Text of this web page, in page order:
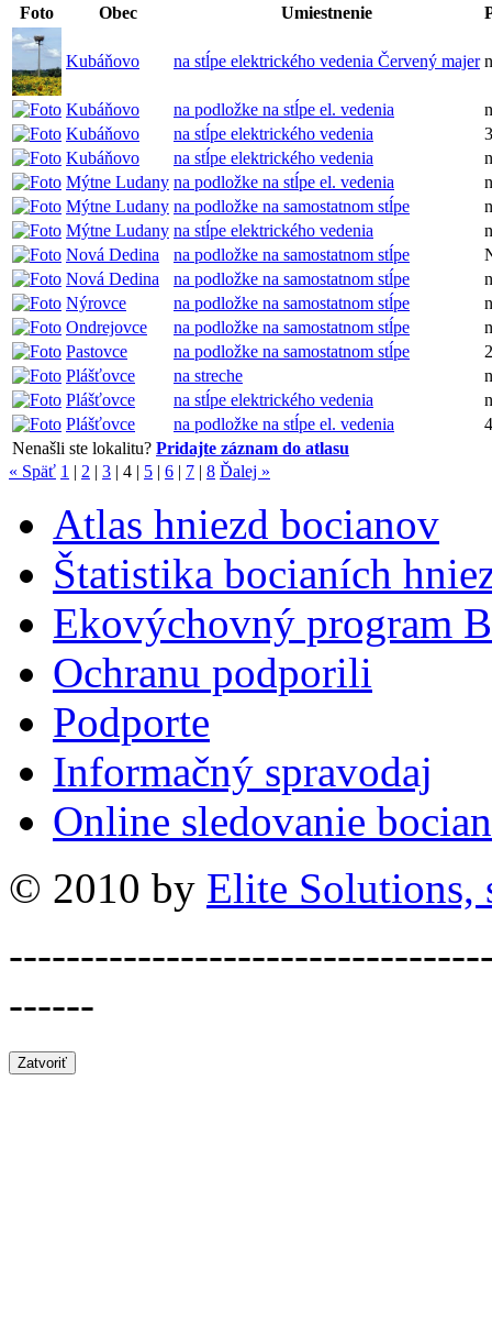
Foto
Obec Umiestnenie
Kubáňovo na stĺpe elektrického vedenia Červený majer
Kubáňovo na podložke na stĺpe el. vedenia
Kubáňovo
na stĺpe elektrického vedenia
3
Kubáňovo
na stĺpe elektrického vedenia
Mýtne Ludany na podložke na stĺpe el. vedenia
Mýtne Ludany na podložke na samostatnom stĺpe
Mýtne Ludany na stĺpe elektrického vedenia
Nová Dedina
na podložke na samostatnom stĺpe
Nová Dedina
na podložke na samostatnom stĺpe
Nýrovce
na podložke na samostatnom stĺpe
Ondrejovce
na podložke na samostatnom stĺpe
Pastovce
na podložke na samostatnom stĺpe
2
Plášťovce
na streche
Plášťovce
na stĺpe elektrického vedenia
Plášťovce
na podložke na stĺpe el. vedenia
4
Nenašli ste lokalitu? Pridajte záznam do atlasu
« Späť 1 | 2 | 3 | 4 | 5 | 6 | 7 | 8 Ďalej »
Atlas hniezd bocianov
Štatistika bocianích
Ekovýchovný program
Ochranu podporili
Podporte
Informačný spravodaj
Online sledovanie
© 2010 by Elite Solutions,
------